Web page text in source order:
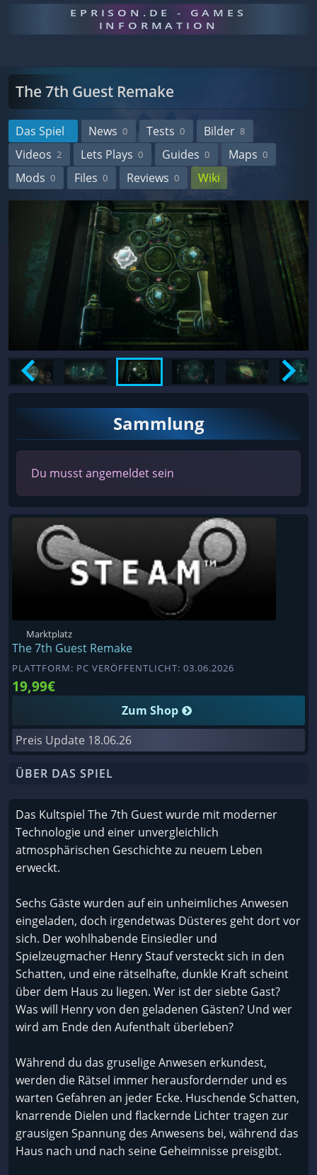
EPRISON.DE - GAMES
INFORMATION
The 7th Guest Remake
Das Spiel News 0 Tests 0 Bilder 8
Videos 2 Lets Plays 0 Guides 0 Maps 0
Mods 0 Files 0 Reviews 0 Wiki
Sammlung
Du musst angemeldet sein
Marktplatz
The 7th Guest Remake
PLATTFORM: PC VERÖFFENTLICHT: 03.06.2026
19,99€
Zum Shop
Preis Update 18.06.26
ÜBER DAS SPIEL
Das Kultspiel The 7th Guest wurde mit moderner
Technologie und einer unvergleichlich
atmosphärischen Geschichte zu neuem Leben
erweckt.
Sechs Gäste wurden auf ein unheimliches Anwesen
eingeladen, doch irgendetwas Düsteres geht dort vor
sich. Der wohlhabende Einsiedler und
Spielzeugmacher Henry Stauf versteckt sich in den
Schatten, und eine rätselhafte, dunkle Kraft scheint
über dem Haus zu liegen. Wer ist der siebte Gast?
Was will Henry von den geladenen Gästen? Und wer
wird am Ende den Aufenthalt überleben?
Während du das gruselige Anwesen erkundest,
werden die Rätsel immer herausfordernder und es
warten Gefahren an jeder Ecke. Huschende Schatten,
knarrende Dielen und flackernde Lichter tragen zur
grausigen Spannung des Anwesens bei, während das
Haus nach und nach seine Geheimnisse preisgibt.